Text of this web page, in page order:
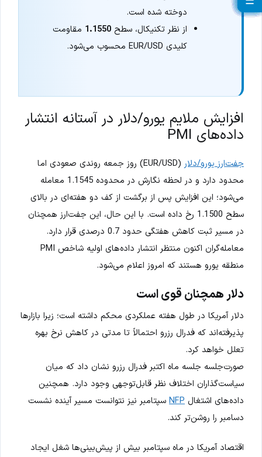
دوخته شده است.
از نظر تکنیکال، سطح1.1550 مقاومت
کلیدی EUR/USD محسوب می‌شود.
افزایش ملایم یورو/دلار در آستانه انتشار
داده‌های PMI
جفت‌ارز یورو/دلار
(EUR/USD) روز جمعه روندی صعودی اما
محدود دارد و در لحظه نگارش در محدوده 1.1545 معامله
می‌شود؛ این افزایش پس از برگشت از کف دو هفته‌ای در بالای
سطح 1.1500 رخ داده است. با این حال، این جفت‌ارز همچنان
در مسیر ثبت کاهش هفتگی حدود 0.7 درصدی قرار دارد.
معامله‌گران اکنون منتظر انتشار داده‌های اولیه شاخص PMI
منطقه یورو هستند که امروز اعلام می‌شود.
دلار همچنان قوی است
دلار آمریکا در طول هفته عملکردی محکم داشته است؛ زیرا بازارها
پذیرفته‌اند که فدرال رزرو احتمالاً تا مدتی در کاهش نرخ بهره
تعلل خواهد کرد.
صورت‌جلسه جلسه ماه اکتبر فدرال رزرو نشان داد که میان
سیاست‌گذاران اختلاف نظر قابل‌توجهی وجود دارد. همچنین
داده‌های اشتغال NFP سپتامبر نیز نتوانست مسیر آینده نشست
دسامبر را روشن‌تر کند.
اقتصاد آمریکا در ماه سپتامبر بیش از پیش‌بینی‌ها شغل ایجاد